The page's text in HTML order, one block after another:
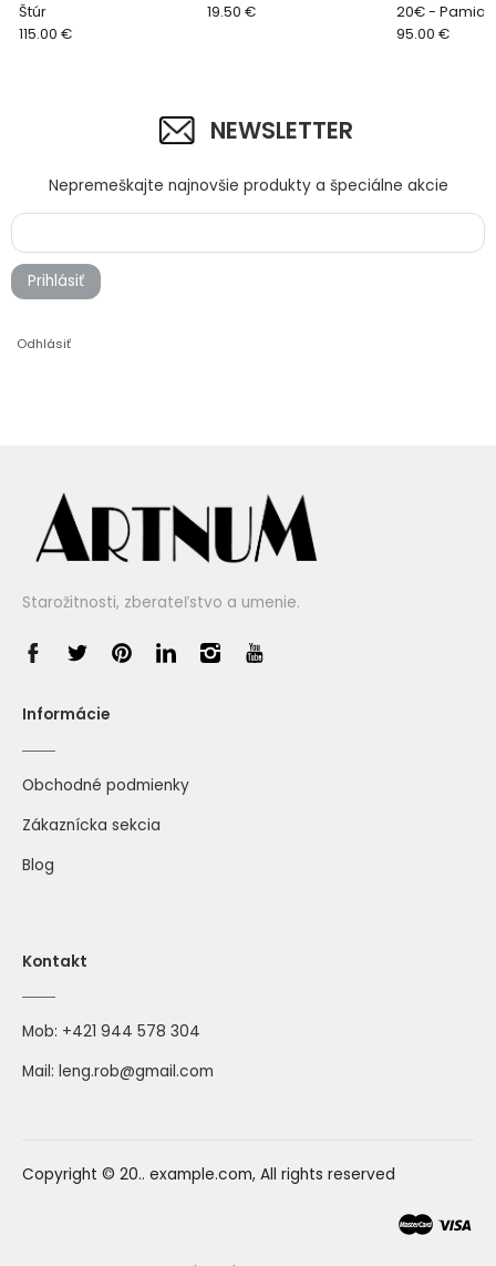
Štúr
115.00 €
19.50 €
20€ -
rezervácia
95.00 €
NEWSLETTER
Nepremeškajte najnovšie produkty a špeciálne akcie
Prihlásiť
Odhlásiť
Starožitnosti, zberateľstvo a umenie.
Informácie
Obchodné podmienky
Zákaznícka sekcia
Blog
Kontakt
Mob: +421 944 578 304
Mail: leng.rob@gmail.com
Copyright © 20.. example.com, All rights reserved